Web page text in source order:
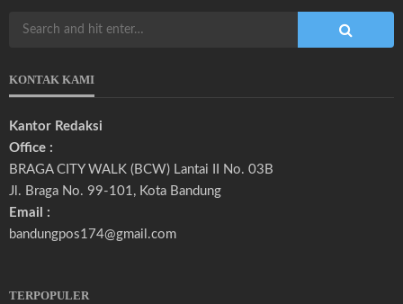
KONTAK KAMI
Kantor Redaksi
Office :
BRAGA CITY WALK (BCW) Lantai II No. 03B
Jl. Braga No. 99-101, Kota Bandung
Email :
bandungpos174@gmail.com
TERPOPULER